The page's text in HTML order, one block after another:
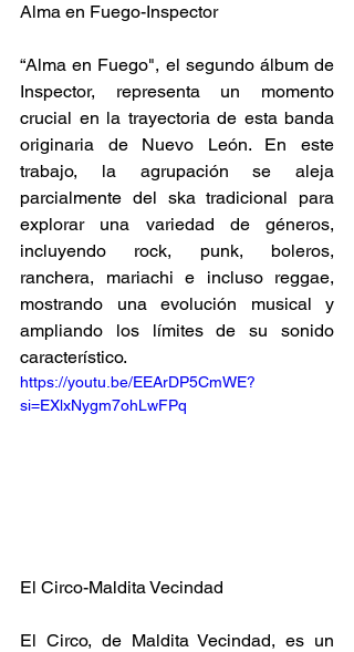
Alma en Fuego-Inspector
“Alma en Fuego", el segundo álbum de
Inspector, representa un momento
crucial en la trayectoria de esta banda
originaria de Nuevo León. En este
trabajo, la agrupación se aleja
parcialmente del ska tradicional para
explorar una variedad de géneros,
incluyendo rock, punk, boleros,
ranchera, mariachi e incluso reggae,
mostrando una evolución musical y
ampliando los límites de su sonido
característico.
https://youtu.be/EEArDP5CmWE?
si=EXlxNygm7ohLwFPq
El Circo-Maldita Vecindad
El Circo, de Maldita Vecindad, es un